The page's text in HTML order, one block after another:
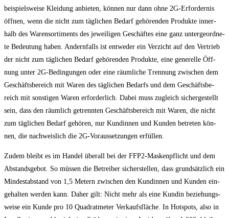
bei­spiels­wei­se Klei­dung anbie­ten, kön­nen nur dann ohne 2G-Erfor­der­nis
öff­nen, wenn die nicht zum täg­li­chen Bedarf gehö­ren­den Pro­duk­te inner­
halb des Waren­sor­ti­ments des jewei­li­gen Geschäf­tes eine ganz unter­ge­ord­ne­
te Bedeu­tung haben. Andern­falls ist ent­we­der ein Ver­zicht auf den Ver­trieb
der nicht zum täg­li­chen Bedarf gehö­ren­den Pro­duk­te, eine gene­rel­le Öff­
nung unter 2G-Bedin­gun­gen oder eine räum­li­che Tren­nung zwi­schen dem
Geschäfts­be­reich mit Waren des täg­li­chen Bedarfs und dem Geschäfts­be­
reich mit sons­ti­gen Waren erfor­der­lich. Dabei muss zugleich sicher­ge­stellt
sein, dass den räum­lich getrenn­ten Geschäfts­be­reich mit Waren, die nicht
zum täg­li­chen Bedarf gehö­ren, nur Kun­din­nen und Kun­den betre­ten kön­
nen, die nach­weis­lich die 2G-Vor­aus­set­zun­gen erfüllen.
Zudem bleibt es im Han­del über­all bei der FFP2-Mas­ken­pflicht und dem
Abstands­ge­bot. So müs­sen die Betrei­ber sicher­stel­len, dass grund­sätz­lich ein
Min­dest­ab­stand von 1,5 Metern zwi­schen den Kun­din­nen und Kun­den ein­
ge­hal­ten wer­den kann. Daher gilt: Nicht mehr als eine Kun­din bezie­hungs­
wei­se ein Kun­de pro 10 Qua­drat­me­ter Ver­kaufs­flä­che. In Hot­spots, also in